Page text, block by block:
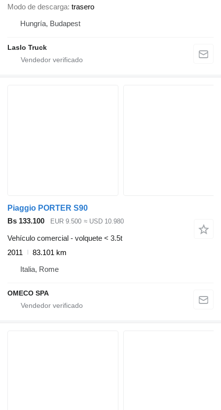
Modo de descarga trasero
Hungría, Budapest
Laslo Truck
Piaggio PORTER S90
Bs 133.100
EUR 9.500 ≈ USD 10.980
Vehículo comercial - volquete < 3.5t
2011
83.101 km
Italia, Rome
OMECO SPA